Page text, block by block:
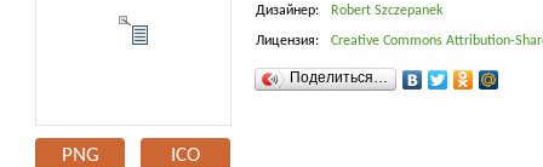
PNG ICO
Дизайнер: Robert Szczepanek
Лицензия: Creative Commons Attribution-
Поделиться…